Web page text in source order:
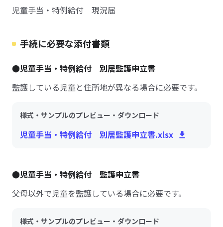
児童手当・特例給付 現況届
手続に必要な添付書類
●児童手当・特例給付 別居監護申立書
監護している児童と住所地が異なる場合に必要です。
様式・サンプルのプレビュー・ダウンロード
児童手当・特例給付 別居監護申立書.xlsx
●児童手当・特例給付 監護申立書
父母以外で児童を監護している場合に必要です。
様式・サンプルのプレビュー・ダウンロード